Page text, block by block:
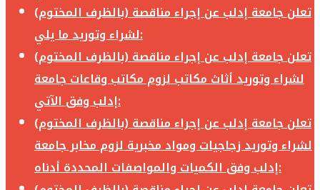
تعلن جامعة إدلب عن إجراء مناقصة (بالظرف المختوم)
لشراء وتوريد ما يلي:
تعلن جامعة إدلب عن إجراء مناقصة (بالظرف المختوم)
لشراء وتوريد أثاث مكاتب لزوم مكاتب وقاعات جامعة
إدلب وفق الآتي:
تعلن جامعة إدلب عن إجراء مناقصة (بالظرف المختوم)
لشراء وتوريد زجاجيات ومواد مخبرية لزوم مخابر جامعة
إدلب وفق الكميات والمواصفات المحددة أدناه: